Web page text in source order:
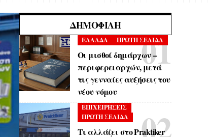
ΔΗΜΟΦΙΛΉ
ΕΛΛΑΔΑ ΠΡΩΤΗ ΣΕΛΙΔΑ
Οι μισθοί δημάρχων –
περιφερειαρχών, μετά
τις γενναίες αυξήσεις του
νέου νόμου
ΕΠΙΧΕΙΡΗΣΕΙΣ
ΠΡΩΤΗ ΣΕΛΙΔΑ
Τι αλλάζει στο Praktiker